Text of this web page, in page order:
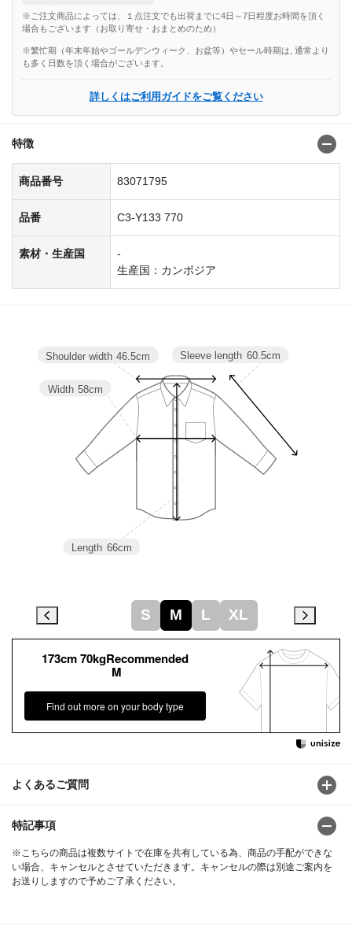
※ご注文商品によっては、１点注文でも出荷までに4日～7日程度お時間を頂く
場合もございます（お取り寄せ・おまとめのため）
※繁忙期（年末年始やゴールデンウィーク、お盆等）やセール時期は, 通常より
も多く日数を頂く場合がございます。
詳しくはご利用ガイドをご覧ください
特徴
商品番号 83071795
品番 C3-Y133 770
素材・生産国
-
生産国：カンボジア
よくあるご質問
特記事項
※こちらの商品は複数サイトで在庫を共有している為、商品の手配ができな
い場合、キャンセルとさせていただきます。キャンセルの際は別途ご案内を
お送りしますので予めご了承ください。
173cm 70kgRecommended
M
Find out more on your body type
Sleeve length 60.5cm
Length 66cm
Width 58cm
Shoulder width 46.5cm
S M L XL